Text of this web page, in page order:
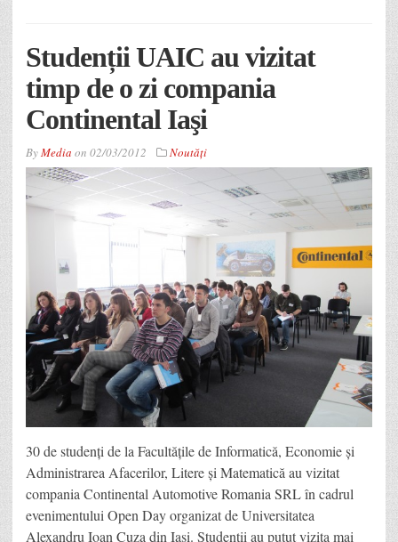
Studenții UAIC au vizitat
timp de o zi compania
Continental Iaşi
ByMedia on 02/03/2012 Noutăţi
30 de studenţi de la Facultăţile de Informatică, Economie şi
Administrarea Afacerilor, Litere şi Matematică au vizitat
compania Continental Automotive Romania SRL în cadrul
evenimentului Open Day organizat de Universitatea
Alexandru Ioan Cuza din Iaşi. Studenţii au putut vizita mai